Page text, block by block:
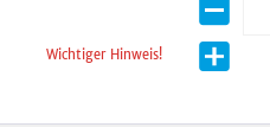
Wichtiger Hinweis!